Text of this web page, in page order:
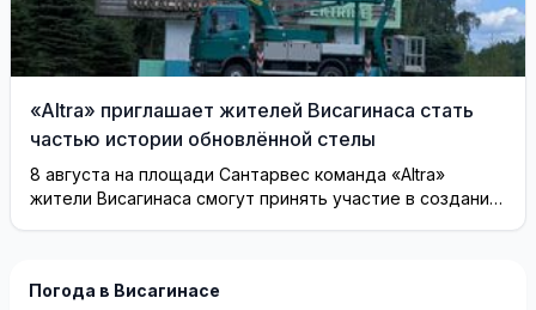
«Altra» приглашает жителей Висагинаса стать
частью истории обновлённой стелы
8 августа на площади Сантарвес команда «Altra»
жители Висагинаса смогут принять участие в создании
Погода в Висагинасе